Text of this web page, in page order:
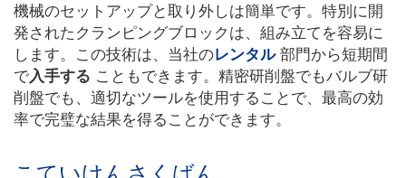
機械のセットアップと取り外しは簡単です。特別に開
発されたクランピングブロックは、組み立てを容易に
します。この技術は、当社のレンタル 部門から短期間
で入手する こともできます。精密研削盤でもバルブ研
削盤でも、適切なツールを使用することで、最高の効
率で完璧な結果を得ることができます。
こていけんさくばん